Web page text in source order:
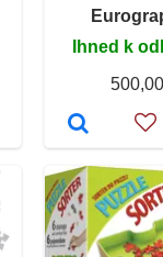
Ihned k